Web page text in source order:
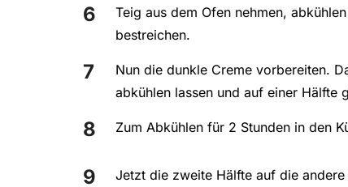
Teig aus dem Ofen nehmen,
bestreichen.
Nun die dunkle Creme vorbereiten.
abkühlen lassen und auf einer Hälfte
Zum Abkühlen für 2 Stunden in den
Jetzt die zweite Hälfte auf die